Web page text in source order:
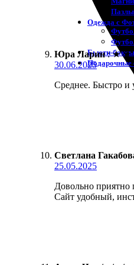
Одежда с
Бьюти-боксы
Подарочные
Юра Ларин : ★ ★
30.06.2025
Среднее. Быстро и
Светлана
25.05.2025
Довольно приятно
Сайт удобный,